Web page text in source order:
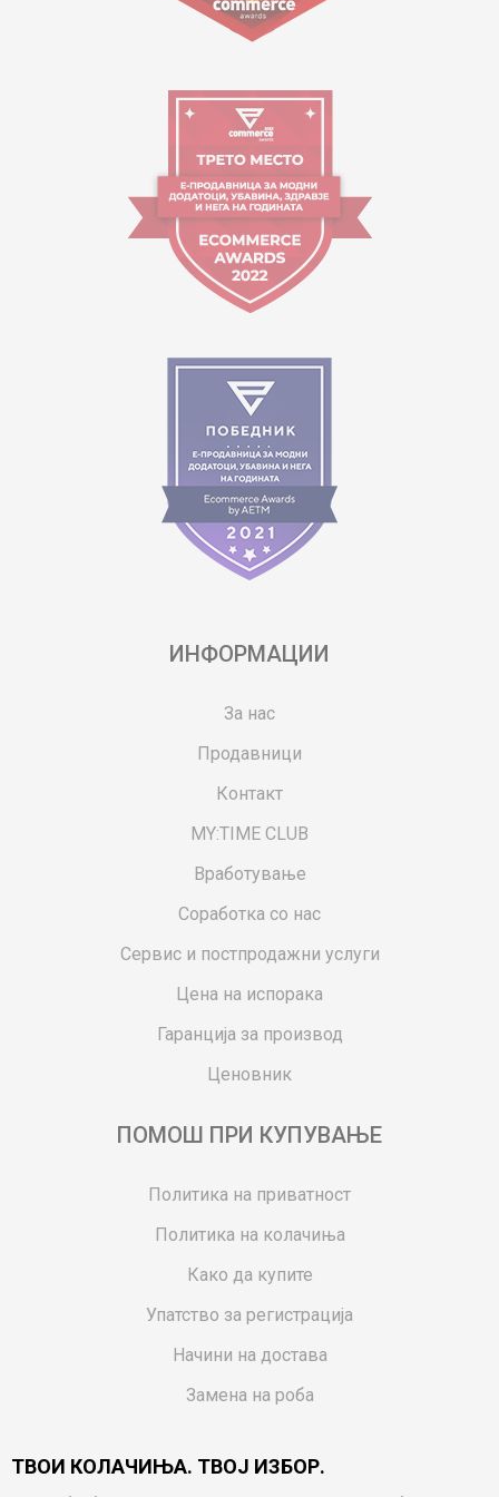
ИНФОРМАЦИИ
За нас
Продавници
Контакт
MY:TIME CLUB
Вработување
Соработка со нас
Сервис и постпродажни услуги
Цена на испорака
Гаранција за производ
Ценовник
ПОМОШ ПРИ КУПУВАЊЕ
Политика на приватност
Политика на колачиња
Како да купите
Упатство за регистрација
Начини на достава
Замена на роба
Ваучери
ТВОИ КОЛАЧИЊА. ТВОЈ ИЗБОР.